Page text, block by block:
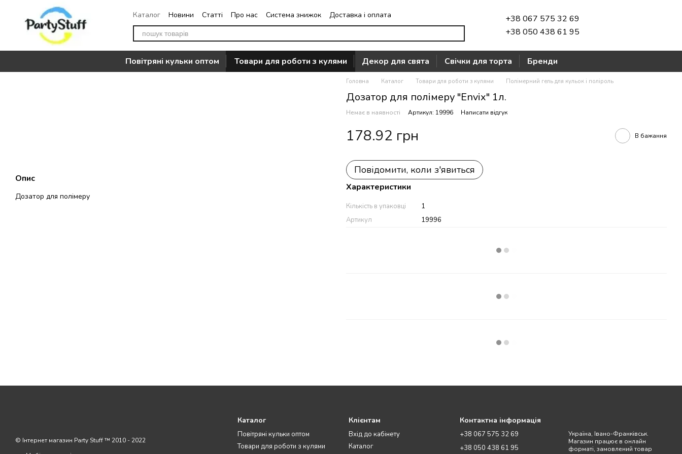
Перейти до основного контенту
Каталог Новини Статті Про нас Система знижок
Доставка і оплата
Повернення
Контакти Часто задавані питання Відгуки про магазин
+38 067 575 32 69
+38 050 438 61 95
Повітряні кульки оптом Товари для роботи з кулями Декор для свята Свічки для торта Бренди
Опис
Дозатор для полімеру
Головна Каталог Товари для роботи з кулями Полімерний гель для кульок і поліроль
Дозатор для полімеру "Envix" 1л.
Немає в наявності Артикул: 19996 Написати відгук
178.92 грн В бажання
Повідомити, коли з'явиться
Характеристики
Кількість в упаковці
1
Артикул
19996
© Інтернет магазин Party Stuff ™ 2010 - 2022
Каталог
Повітряні кульки оптом
Товари для роботи з кулями
Клієнтам
Вхід до кабінету
Каталог
Контактна інформація
+38 067 575 32 69
+38 050 438 61 95
Україна, Івано-Франківськ.
Магазин працює в онлайн
форматі, замовлений товар